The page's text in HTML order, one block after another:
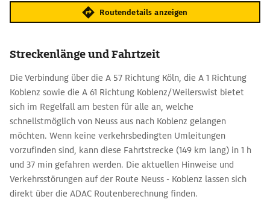
Routendetails anzeigen
Streckenlänge und Fahrtzeit
Die Verbindung über die A 57 Richtung Köln, die A 1 Richtung
Koblenz sowie die A 61 Richtung Koblenz/Weilerswist bietet
sich im Regelfall am besten für alle an, welche
schnellstmöglich von Neuss aus nach Koblenz gelangen
möchten. Wenn keine verkehrsbedingten Umleitungen
vorzufinden sind, kann diese Fahrtstrecke (149 km lang) in 1 h
und 37 min gefahren werden. Die aktuellen Hinweise und
Verkehrsstörungen auf der Route Neuss - Koblenz lassen sich
direkt über die ADAC Routenberechnung finden.